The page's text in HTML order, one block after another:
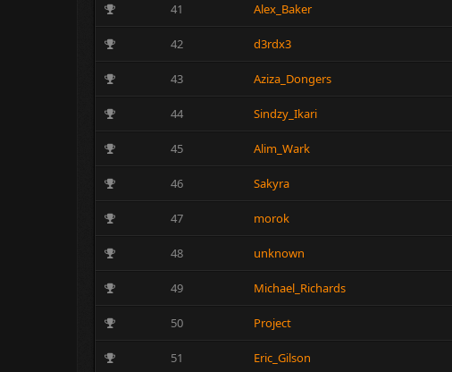
41 Alex_Baker
42 d3rdx3
43 Aziza_Dongers
44 Sindzy_Ikari
45 Alim_Wark
46 Sakyra
47 morok
48 unknown
49 Michael_Richards
50 Project
51 Eric_Gilson